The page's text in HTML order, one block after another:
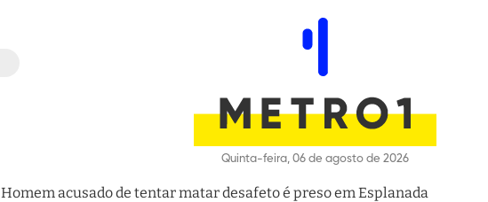
Quinta-feira, 06 de agosto de 2026
Homem acusado de tentar matar desafeto é preso em Esplanada